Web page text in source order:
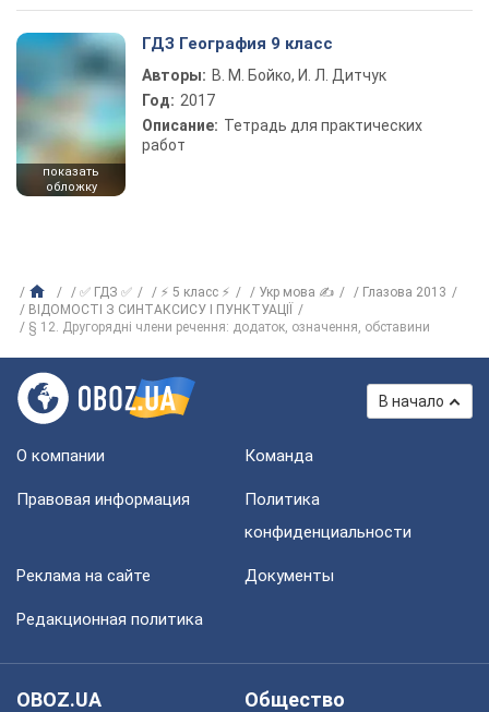
показать
обложку
ГДЗ География 9 класс
Авторы: В. М. Бойко, И. Л. Дитчук
Год: 2017
Описание: Тетрадь для практических
работ
✅ ГДЗ ✅ ⚡ 5 класс ⚡ Укр мова ✍
Глазова 2013
ВІДОМОСТІ З СИНТАКСИСУ І ПУНКТУАЦІЇ
§ 12. Другорядні члени речення: додаток, означення, обставини
В начало
О компании Команда
Правовая информация
Политика
конфиденциальности
Реклама на сайте Документы
Редакционная политика
OBOZ.UA
Общество